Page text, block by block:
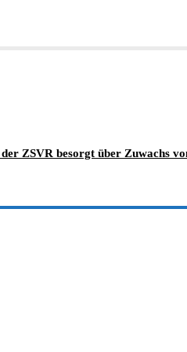
ZSVR besorgt über Zuwachs